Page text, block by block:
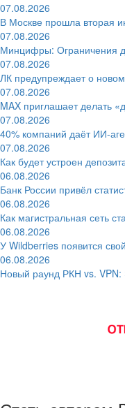
07.08.2026
В Москве прошла вторая
07.08.2026
Минцифры: Ограничения
07.08.2026
ЛК предупреждает о
07.08.2026
MAX приглашает делать
07.08.2026
40% компаний даёт
07.08.2026
Как будет устроен
06.08.2026
Банк России привёл
06.08.2026
Как магистральная сеть
06.08.2026
У Wildberries появится
06.08.2026
Новый раунд РКН vs. VPN: